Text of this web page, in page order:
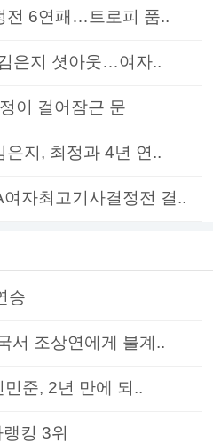
전 6연패…트로피 품..
은지 셧아웃…여자..
이 걸어잠근 문
지, 최정과 4년 연..
자최고기사결정전 결..
승
서 조상연에게 불계..
민준, 2년 만에 되..
킹 3위